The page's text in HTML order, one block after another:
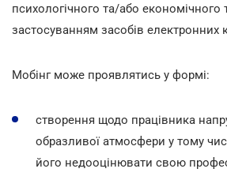
психологічного та/або економічного
застосуванням засобів електронних
Мобінг може проявлятись у формі:
створення щодо працівника
образливої атмосфери у тому
його недооцінювати свою